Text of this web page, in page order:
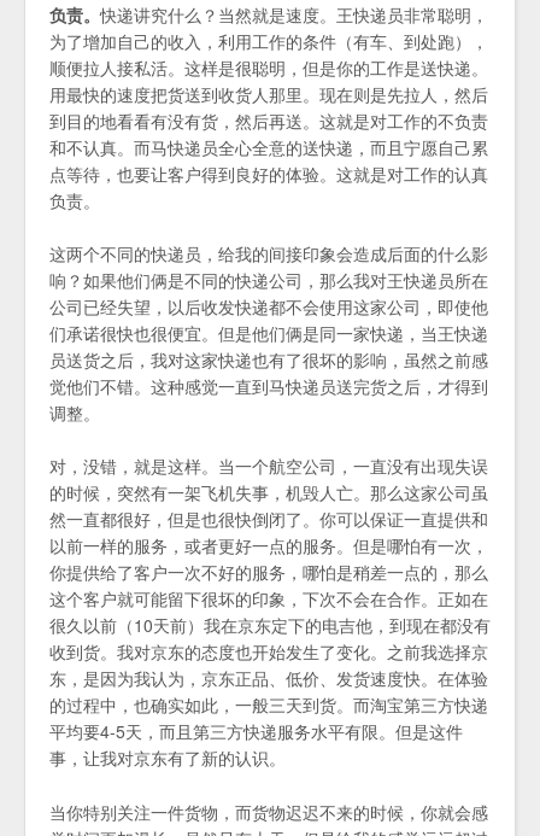
负责。快递讲究什么？当然就是速度。王快递员非常聪明，
为了增加自己的收入，利用工作的条件（有车、到处跑），
顺便拉人接私活。这样是很聪明，但是你的工作是送快递。
用最快的速度把货送到收货人那里。现在则是先拉人，然后
到目的地看看有没有货，然后再送。这就是对工作的不负责
和不认真。而马快递员全心全意的送快递，而且宁愿自己累
点等待，也要让客户得到良好的体验。这就是对工作的认真
负责。
这两个不同的快递员，给我的间接印象会造成后面的什么影
响？如果他们俩是不同的快递公司，那么我对王快递员所在
公司已经失望，以后收发快递都不会使用这家公司，即使他
们承诺很快也很便宜。但是他们俩是同一家快递，当王快递
员送货之后，我对这家快递也有了很坏的影响，虽然之前感
觉他们不错。这种感觉一直到马快递员送完货之后，才得到
调整。
对，没错，就是这样。当一个航空公司，一直没有出现失误
的时候，突然有一架飞机失事，机毁人亡。那么这家公司虽
然一直都很好，但是也很快倒闭了。你可以保证一直提供和
以前一样的服务，或者更好一点的服务。但是哪怕有一次，
你提供给了客户一次不好的服务，哪怕是稍差一点的，那么
这个客户就可能留下很坏的印象，下次不会在合作。正如在
很久以前（10天前）我在京东定下的电吉他，到现在都没有
收到货。我对京东的态度也开始发生了变化。之前我选择京
东，是因为我认为，京东正品、低价、发货速度快。在体验
的过程中，也确实如此，一般三天到货。而淘宝第三方快递
平均要4-5天，而且第三方快递服务水平有限。但是这件
事，让我对京东有了新的认识。
当你特别关注一件货物，而货物迟迟不来的时候，你就会感